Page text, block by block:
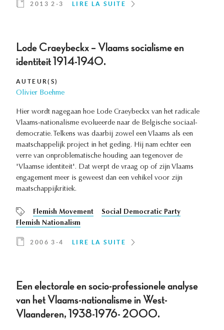
2013 2-3 LIRE LA SUITE
Lode Craeybeckx – Vlaams socialisme en
identiteit 1914-1940.
AUTEUR(S)
Olivier Boehme
Hier wordt nagegaan hoe Lode Craeybeckx van het radicale
Vlaams-nationalisme evolueerde naar de Belgische sociaal-
democratie. Telkens was daarbij zowel een Vlaams als een
maatschappelijk project in het geding. Hij nam echter een
verre van onproblematische houding aan tegenover de
'Vlaamse identiteit'. Dat werpt de vraag op of zijn Vlaams
engagement meer is geweest dan een vehikel voor zijn
maatschappijkritiek.
Flemish Movement
Social Democratic Party
Flemish Nationalism
2006 3-4 LIRE LA SUITE
Een electorale en socio-professionele analyse
van het Vlaams-nationalisme in West-
Vlaanderen, 1938-1976- 2000.